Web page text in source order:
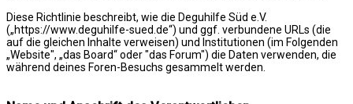
Diese Richtlinie beschreibt, wie die Deguhilfe Süd e.V.
(„https://www.deguhilfe-sued.de“) und ggf. verbundene URLs (die
auf die gleichen Inhalte verweisen) und Institutionen (im Folgenden
„Website", „das Board“ oder "das Forum") die Daten verwenden, die
während deines Foren-Besuchs gesammelt werden.